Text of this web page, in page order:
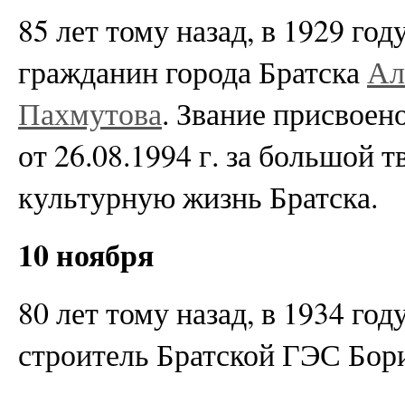
85 лет тому назад, в 1929
гражданин города Братска
Пахмутова. Звание
от 26.08.1994 г. за большой
культурную жизнь Братска.
10 ноября
80 лет тому назад, в 1934
строитель Братской ГЭС